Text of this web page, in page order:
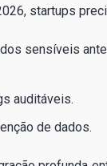
startups
sensíveis
auditáveis.
de dados.